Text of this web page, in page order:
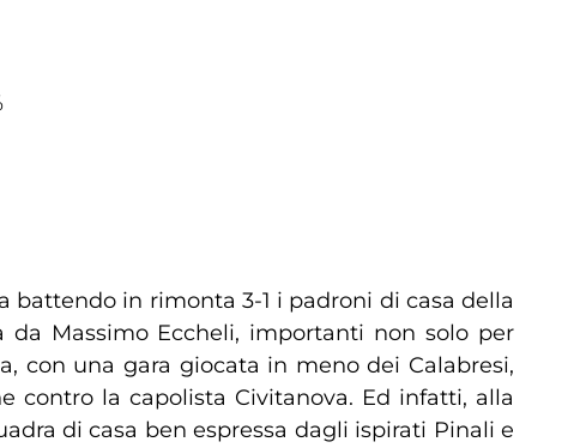
battendo in rimonta 3-1 i padroni di casa della
Massimo Eccheli, importanti non solo per
con una gara giocata in meno dei Calabresi,
contro la capolista Civitanova. Ed infatti, alla
di casa ben espressa dagli ispirati Pinali e